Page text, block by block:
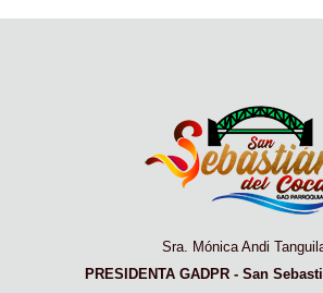
Sra. Mónica Andi
PRESIDENTA GADPR - San